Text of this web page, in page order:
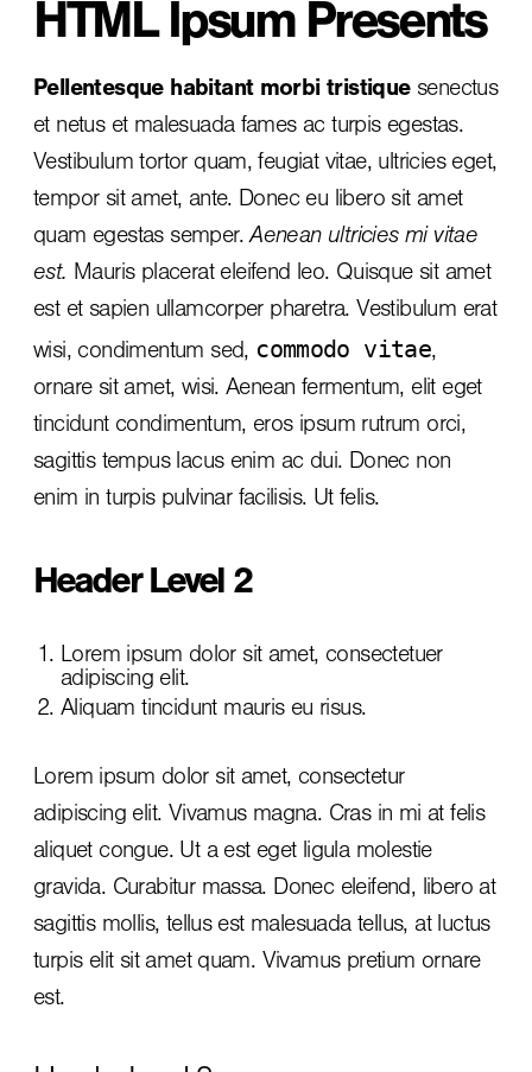
HTML Ipsum Presents
Pellentesque habitant morbi tristiquesenectus
et netus et malesuada fames ac turpis egestas.
Vestibulum tortor quam, feugiat vitae, ultricies eget,
tempor sit amet, ante. Donec eu libero sit amet
quam egestas semper.Aenean ultricies mi vitae
est. Mauris placerat eleifend leo. Quisque sit amet
est et sapien ullamcorper pharetra. Vestibulum erat
wisi, condimentum sed, commodo vitae,
ornare sit amet, wisi. Aenean fermentum, elit eget
tincidunt condimentum, eros ipsum rutrum orci,
sagittis tempus lacus enim ac dui. Donec non
enim in turpis pulvinar facilisis. Ut felis.
Header Level 2
Lorem ipsum dolor sit amet, consectetuer
adipiscing elit.
Aliquam tincidunt mauris eu risus.
Lorem ipsum dolor sit amet, consectetur
adipiscing elit. Vivamus magna. Cras in mi at felis
aliquet congue. Ut a est eget ligula molestie
gravida. Curabitur massa. Donec eleifend, libero at
sagittis mollis, tellus est malesuada tellus, at luctus
turpis elit sit amet quam. Vivamus pretium ornare
est.